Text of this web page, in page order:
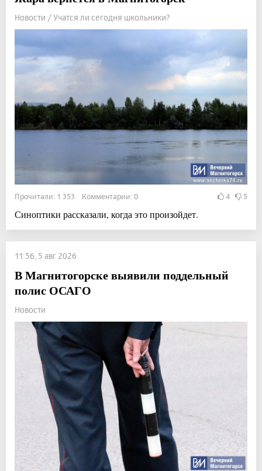
Новости / Учатся ли сегодня школьники?
Прочитали: 1 353 Комментарии: 0 4 5
Синоптики рассказали, когда это произойдет.
11:56, 5 авг 2026
В Магнитогорске выявили поддельный
полис ОСАГО
Новости